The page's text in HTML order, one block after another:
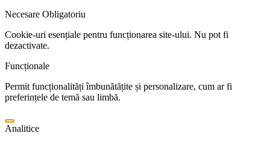
Necesare Obligatoriu
Cookie-uri esențiale pentru funcționarea site-ului. Nu pot fi
dezactivate.
Funcționale
Permit funcționalități îmbunătățite și personalizare, cum ar fi
preferințele de temă sau limbă.
Analitice